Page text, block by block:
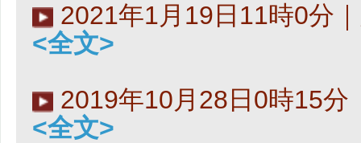
2021年1月19日11時0分
<全文>
2019年10月28日0時15分
<全文>